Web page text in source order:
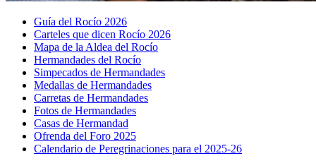
Guía del Rocío 2026
Carteles que dicen Rocío 2026
Mapa de la Aldea del Rocío
Hermandades del Rocío
Simpecados de Hermandades
Medallas de Hermandades
Carretas de Hermandades
Fotos de Hermandades
Casas de Hermandad
Ofrenda del Foro 2025
Calendario de Peregrinaciones para el 2025-26